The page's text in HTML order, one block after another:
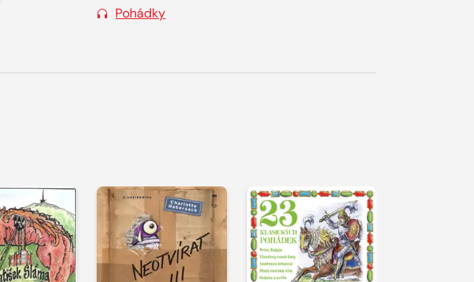
Pohádky
Přehrát
ukázku
Přehrát